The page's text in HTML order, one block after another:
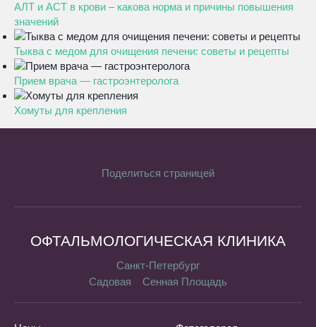
АЛТ и АСТ в крови – какова норма и причины повышения
значений
Тыква с медом для очищения печени: советы и рецепты
Прием врача — гастроэнтеролога
Хомуты для крепления
Поделиться страницей
ОФТАЛЬМОЛОГИЧЕСКАЯ КЛИНИКА
Санкт-Петербург
Садовая
Сенная Площадь